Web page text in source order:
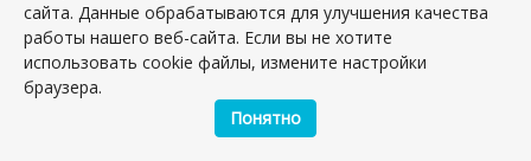
сайта. Данные обрабатываются для улучшения качества
работы нашего веб-сайта. Если вы не хотите
использовать cookie файлы, измените настройки
браузера.
Понятно